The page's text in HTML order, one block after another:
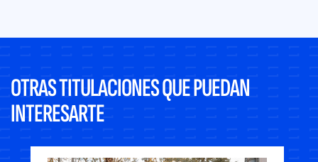
OTRAS TITULACIONES QUE PUEDAN
INTERESARTE